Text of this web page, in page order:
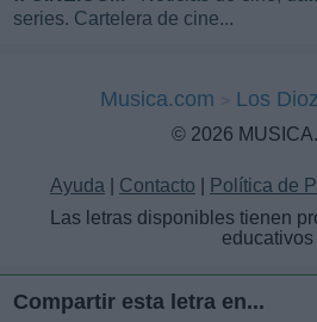
series. Cartelera de cine...
Musica.com Los
© 2026
Ayuda Contacto
Política de
Las letras disponibles tienen
educativos
Compartir esta letra en...